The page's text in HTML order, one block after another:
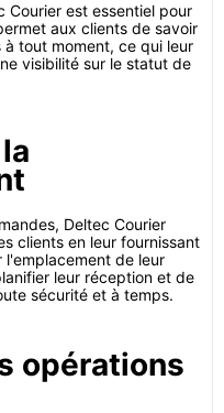
Courier est essentiel pour
aux clients de savoir
tout moment, ce qui leur
visibilité sur le statut de
Deltec Courier
clients en leur fournissant
l'emplacement de leur
leur réception et de
sécurité et à temps.
opérations